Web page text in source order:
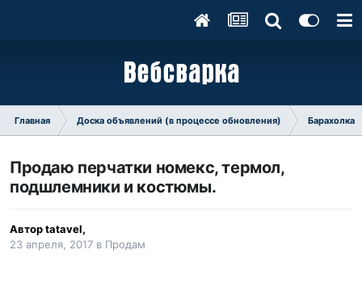
Главная Доска объявлений (в процессе обновления) Барахолка
Продаю перчатки номекс, термол,
подшлемники и костюмы.
Авторtatavel,
23 апреля, 2017 в Продам